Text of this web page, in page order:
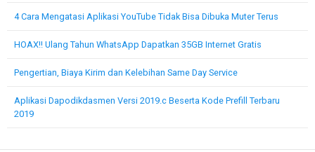
4 Cara Mengatasi Aplikasi YouTube Tidak Bisa Dibuka Muter Terus
HOAX!! Ulang Tahun WhatsApp Dapatkan 35GB Internet Gratis
Pengertian, Biaya Kirim dan Kelebihan Same Day Service
Aplikasi Dapodikdasmen Versi 2019.c Beserta Kode Prefill Terbaru
2019